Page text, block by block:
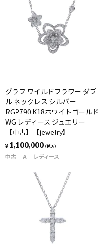
グラフ ワイルドフラワー ダブ
ル ネックレス シルバー
RGP790 K18ホワイトゴールド
WG レディース ジュエリー
【中古】【jewelry】
¥ 1,100,000（税込）
中古 A レディース